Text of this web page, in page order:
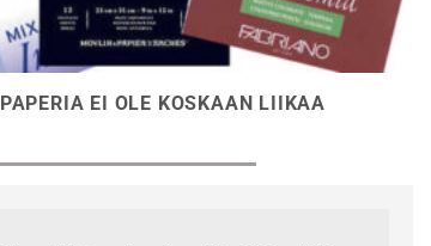
PAPERIA EI OLE KOSKAAN LIIKAA